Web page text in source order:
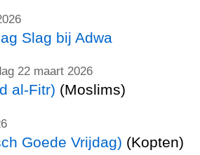
Slag bij Adwa
22 maart 2026
al-Fitr) (Moslims)
Goede Vrijdag) (Kopten)